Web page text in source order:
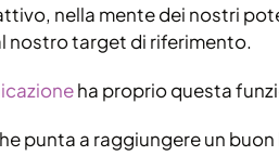
nella mente dei nostri
nostro target di riferimento.
ha proprio questa
punta a raggiungere un